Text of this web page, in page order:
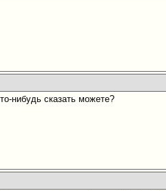
нибудь сказать можете?